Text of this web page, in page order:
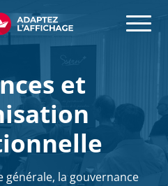
et
la gouvernance